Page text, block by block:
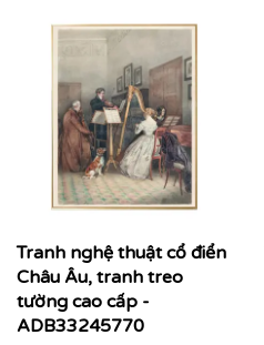
Tranh nghệ thuật cổ điển
Châu Âu, tranh treo
tường cao cấp -
ADB33245770